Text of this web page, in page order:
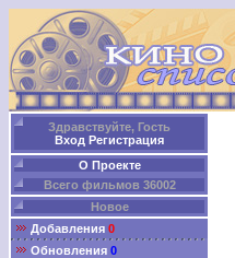
Здравствуйте, Гость
Вход Регистрация
О Проекте
Всего фильмов 36002
Новое
Добавления 0
Обновления 0